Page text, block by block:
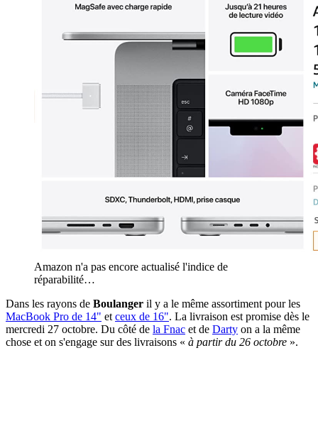
Amazon n'a pas encore actualisé l'indice de
réparabilité…
Dans les rayons de Boulanger il y a le même assortiment pour les
MacBook Pro de 14" et ceux de 16". La livraison est promise dès le
mercredi 27 octobre. Du côté de la Fnac et de Darty on a la même
chose et on s'engage sur des livraisons « à partir du 26 octobre ».